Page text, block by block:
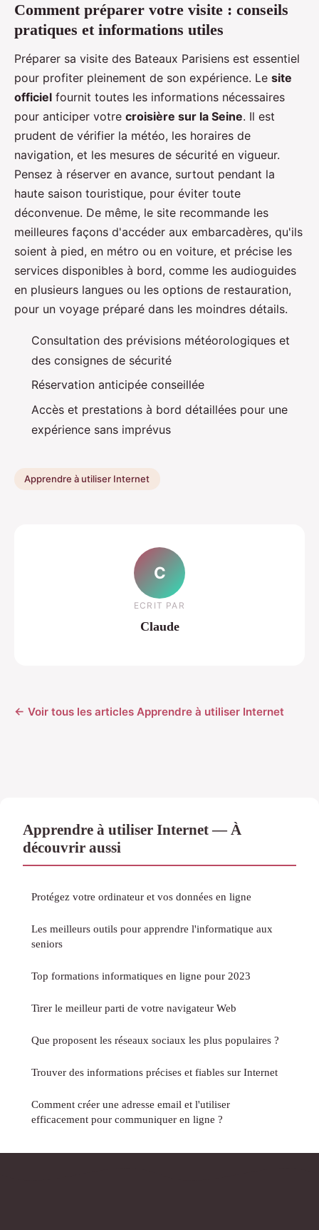
Comment préparer votre visite : conseils
pratiques et informations utiles
Préparer sa visite des Bateaux Parisiens est essentiel
pour profiter pleinement de son expérience. Le site
officiel fournit toutes les informations nécessaires
pour anticiper votre croisière sur la Seine. Il est
prudent de vérifier la météo, les horaires de
navigation, et les mesures de sécurité en vigueur.
Pensez à réserver en avance, surtout pendant la
haute saison touristique, pour éviter toute
déconvenue. De même, le site recommande les
meilleures façons d'accéder aux embarcadères, qu'ils
soient à pied, en métro ou en voiture, et précise les
services disponibles à bord, comme les audioguides
en plusieurs langues ou les options de restauration,
pour un voyage préparé dans les moindres détails.
Consultation des prévisions météorologiques et
des consignes de sécurité
Réservation anticipée conseillée
Accès et prestations à bord détaillées pour une
expérience sans imprévus
Apprendre à utiliser Internet
C
ECRIT PAR
Claude
← Voir tous les articles Apprendre à utiliser Internet
Apprendre à utiliser Internet — À
découvrir aussi
Protégez votre ordinateur et vos données en ligne
Les meilleurs outils pour apprendre l'informatique aux
seniors
Top formations informatiques en ligne pour 2023
Tirer le meilleur parti de votre navigateur Web
Que proposent les réseaux sociaux les plus populaires ?
Trouver des informations précises et fiables sur Internet
Comment créer une adresse email et l'utiliser
efficacement pour communiquer en ligne ?